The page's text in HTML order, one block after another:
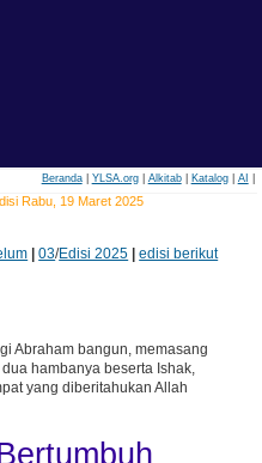
Beranda| YLSA.org| Alkitab| Katalog| AI
Rabu, 19 Maret 2025
|03/Edisi 2025 |edisi berikut
bangun, memasang
hambanya beserta Ishak,
yang diberitahukan Allah